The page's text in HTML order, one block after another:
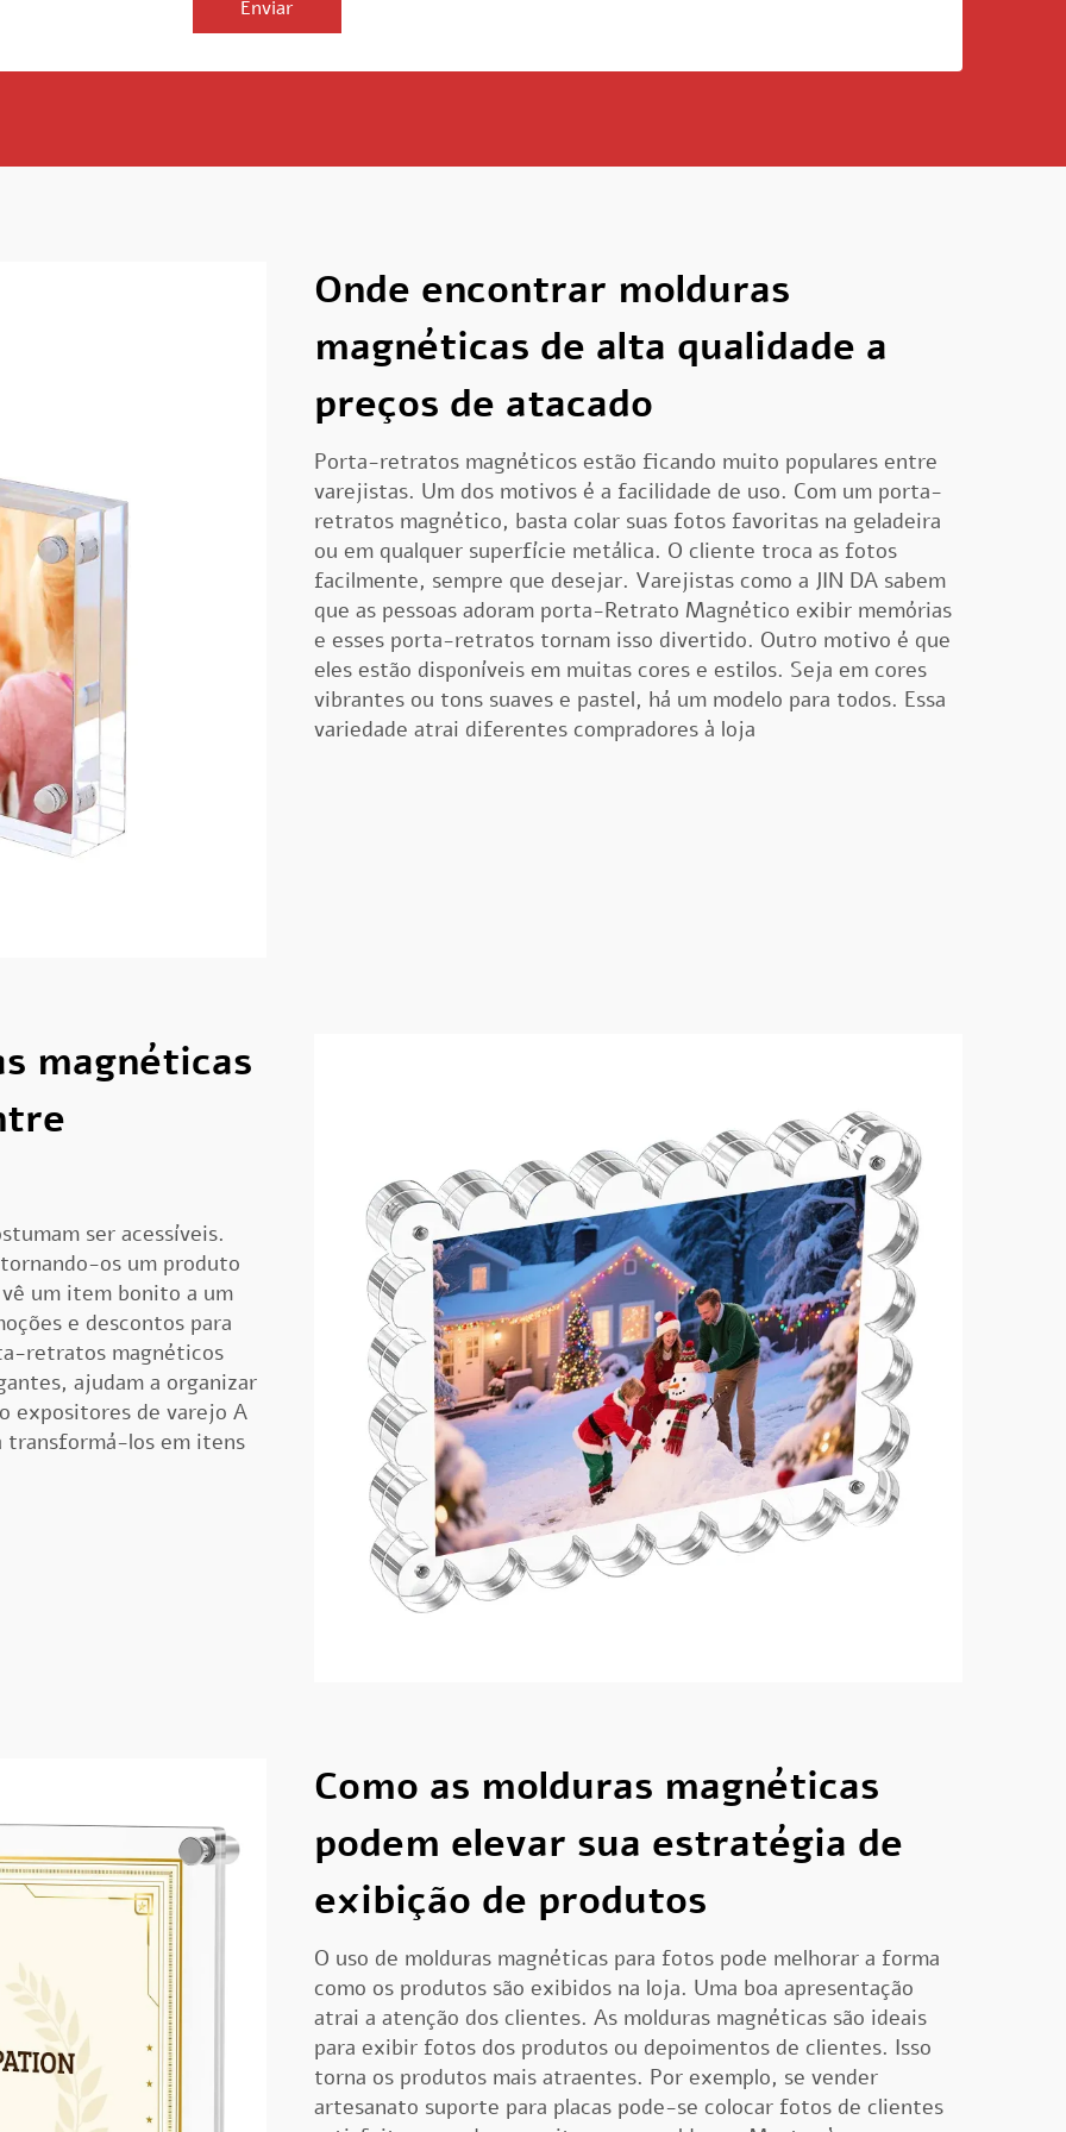
Enviar
Onde encontrar molduras
magnéticas de alta qualidade a
preços de atacado
Porta-retratos magnéticos estão ficando muito populares entre
varejistas. Um dos motivos é a facilidade de uso. Com um porta-
retratos magnético, basta colar suas fotos favoritas na geladeira
ou em qualquer superfície metálica. O cliente troca as fotos
facilmente, sempre que desejar. Varejistas como a JIN DA sabem
que as pessoas adoram porta-Retrato Magnético exibir memórias
e esses porta-retratos tornam isso divertido. Outro motivo é que
eles estão disponíveis em muitas cores e estilos. Seja em cores
vibrantes ou tons suaves e pastel, há um modelo para todos. Essa
variedade atrai diferentes compradores à loja
magnéticas
ser acessíveis.
os um produto
um item bonito a um
e descontos para
retratos magnéticos
ajudam a organizar
expositores de varejo A
transformá-los em itens
Como as molduras magnéticas
podem elevar sua estratégia de
exibição de produtos
O uso de molduras magnéticas para fotos pode melhorar a forma
como os produtos são exibidos na loja. Uma boa apresentação
atrai a atenção dos clientes. As molduras magnéticas são ideais
para exibir fotos dos produtos ou depoimentos de clientes. Isso
torna os produtos mais atraentes. Por exemplo, se vender
artesanato suporte para placas pode-se colocar fotos de clientes